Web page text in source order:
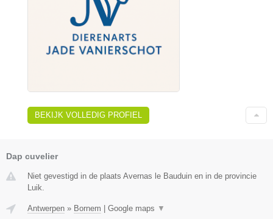
BEKIJK VOLLEDIG PROFIEL
Dap cuvelier
Niet gevestigd in de plaats Avernas le Bauduin en in de provincie
Luik.
Antwerpen » Bornem Google maps ▼